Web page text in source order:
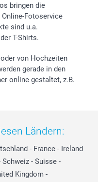
bringen die
Fotoservice
sind u.a.
T-Shirts.
von Hochzeiten
gerade in den
online gestaltet, z.B.
Ländern:
- France - Ireland
Schweiz - Suisse -
Kingdom -